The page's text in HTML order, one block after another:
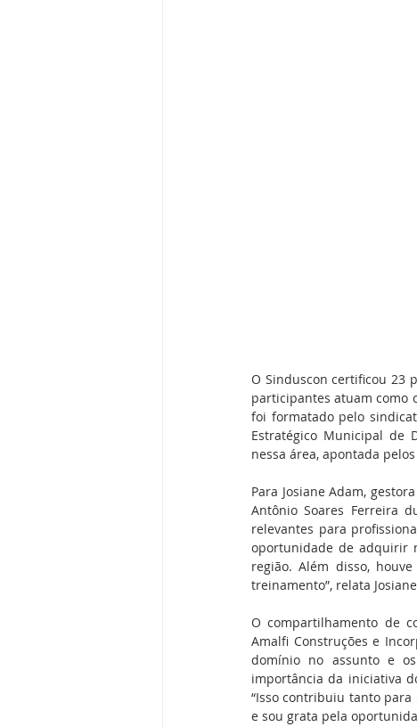
O Sinduscon certificou 23
participantes atuam como
foi formatado pelo
Estratégico Municipal de
nessa área, apontada
Para Josiane Adam,
Antônio Soares Ferreira
relevantes para
oportunidade de adquirir
região. Além disso,
treinamento”, relata
O compartilhamento de
Amalfi Construções e
domínio no assunto e
importância da iniciativa
“Isso contribuiu tanto
e sou grata pela